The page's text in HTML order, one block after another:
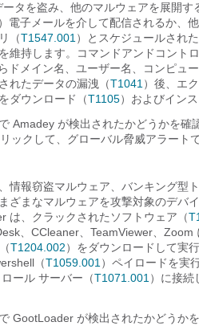
タを盗み、他のマルウェアを展開
）電子メールを介して配信されるか、
（T1547.001 ）とスケジュールされ
維持します。コマンドアンドコント
ドメイン名、ユーザー名、コンピュ
れたデータの漏洩（T1041 ）後、エ
ダウンロード（T1105）およびイン
Amadey が検出されたかどうかを確
ックして、グローバル脅威アラート
情報窃盗マルウェア、バンキング型
ざまなマルウェアを攻撃対象のデバ
は、クラックされたソフトウェア（
、CCleaner、TeamViewer、
T1204.002）をダウンロードして実
（T1059.001 ）ペイロードを実
ール サーバー（T1071.001 ）に接続
GootLoader が検出されたかどうか